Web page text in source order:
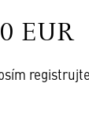
EUR